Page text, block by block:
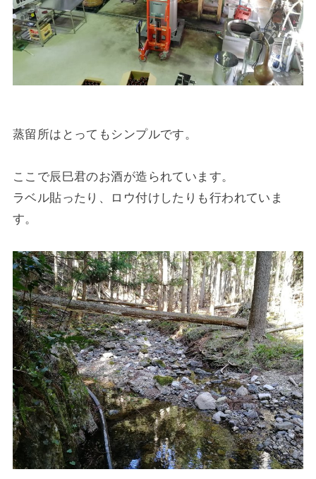
蒸留所はとってもシンプルです。
ここで辰巳君のお酒が造られています。
ラベル貼ったり、ロウ付けしたりも行われていま
す。